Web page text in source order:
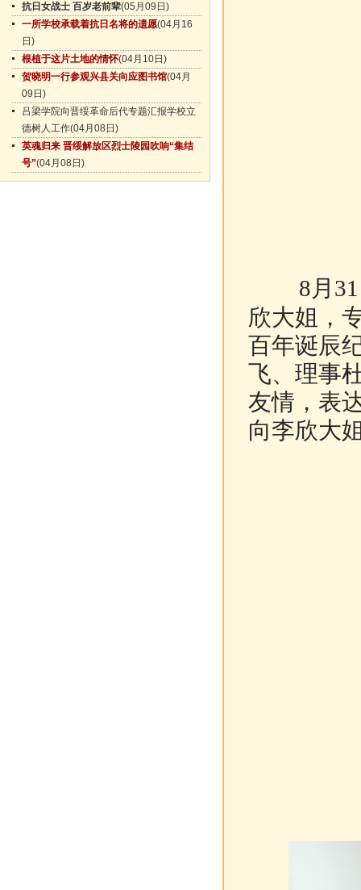
抗日女战士 百岁老前辈(05月09日)
一所学校承载着抗日名将的遗愿(04月16
日)
根植于这片土地的情怀(04月10日)
贺晓明一行参观兴县关向应图书馆(04月
09日)
吕梁学院向晋绥革命后代专题汇报学校立
德树人工作(04月08日)
英魂归来 晋绥解放区烈士陵园吹响“集结
号”(04月08日)
8月
欣大姐，
百年诞辰
飞、理事
友情，表
向李欣大